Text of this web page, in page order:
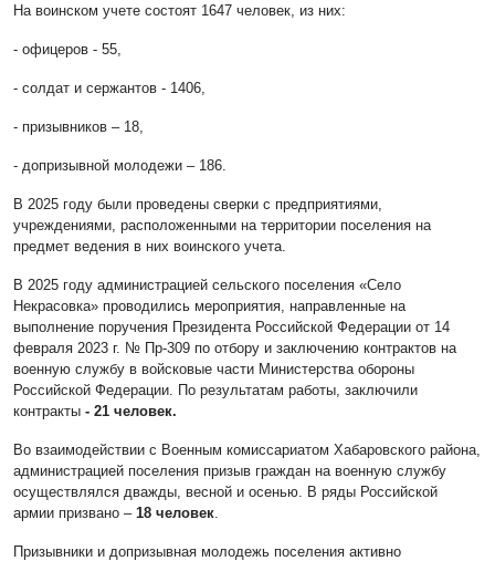
На воинском учете состоят 1647 человек, из них:
- офицеров - 55,
- солдат и сержантов - 1406,
- призывников – 18,
- допризывной молодежи – 186.
В 2025 году были проведены сверки с предприятиями,
учреждениями, расположенными на территории поселения на
предмет ведения в них воинского учета.
В 2025 году администрацией сельского поселения «Село
Некрасовка» проводились мероприятия, направленные на
выполнение поручения Президента Российской Федерации от 14
февраля 2023 г. № Пр-309 по отбору и заключению контрактов на
военную службу в войсковые части Министерства обороны
Российской Федерации. По результатам работы, заключили
контракты - 21 человек.
Во взаимодействии с Военным комиссариатом Хабаровского района,
администрацией поселения призыв граждан на военную службу
осуществлялся дважды, весной и осенью. В ряды Российской
армии призвано – 18 человек
Призывники и допризывная молодежь поселения активно